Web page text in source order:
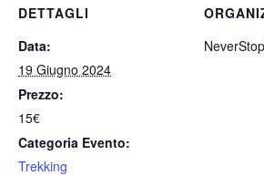
DETTAGLI
Data:
19 Giugno 2024
Prezzo:
15€
Categoria Evento:
Trekking